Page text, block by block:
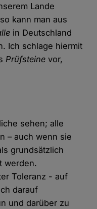
Lande
kann man aus
in Deutschland
Ich schlage hiermit
Prüfsteine vor,
sehen; alle
– auch wenn sie
grundsätzlich
werden.
Toleranz - auf
darauf
und darüber zu